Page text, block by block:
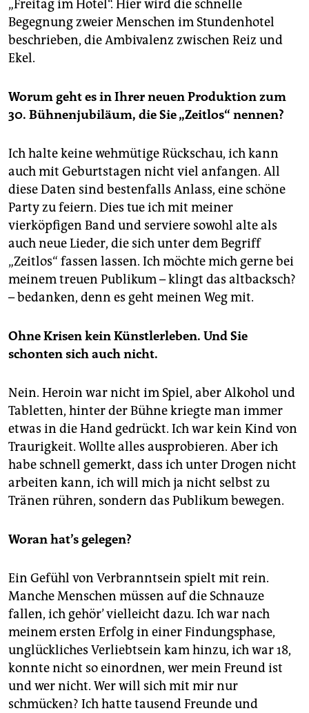
„Freitag im Hotel“. Hier wird die schnelle
Begegnung zweier Menschen im Stundenhotel
beschrieben, die Ambivalenz zwischen Reiz und
Ekel.
Worum geht es in Ihrer neuen Produktion zum
30. Bühnenjubiläum, die Sie „Zeitlos“ nennen?
Ich halte keine wehmütige Rückschau, ich kann
auch mit Geburtstagen nicht viel anfangen. All
diese Daten sind bestenfalls Anlass, eine schöne
Party zu feiern. Dies tue ich mit meiner
vierköpfigen Band und serviere sowohl alte als
auch neue Lieder, die sich unter dem Begriff
„Zeitlos“ fassen lassen. Ich möchte mich gerne bei
meinem treuen Publikum – klingt das altbacksch?
– bedanken, denn es geht meinen Weg mit.
Ohne Krisen kein Künstlerleben. Und Sie
schonten sich auch nicht.
Nein. Heroin war nicht im Spiel, aber Alkohol und
Tabletten, hinter der Bühne kriegte man immer
etwas in die Hand gedrückt. Ich war kein Kind von
Traurigkeit. Wollte alles ausprobieren. Aber ich
habe schnell gemerkt, dass ich unter Drogen nicht
arbeiten kann, ich will mich ja nicht selbst zu
Tränen rühren, sondern das Publikum bewegen.
Woran hat’s gelegen?
Ein Gefühl von Verbranntsein spielt mit rein.
Manche Menschen müssen auf die Schnauze
fallen, ich gehör’ vielleicht dazu. Ich war nach
meinem ersten Erfolg in einer Findungsphase,
unglückliches Verliebtsein kam hinzu, ich war 18,
konnte nicht so einordnen, wer mein Freund ist
und wer nicht. Wer will sich mit mir nur
schmücken? Ich hatte tausend Freunde und